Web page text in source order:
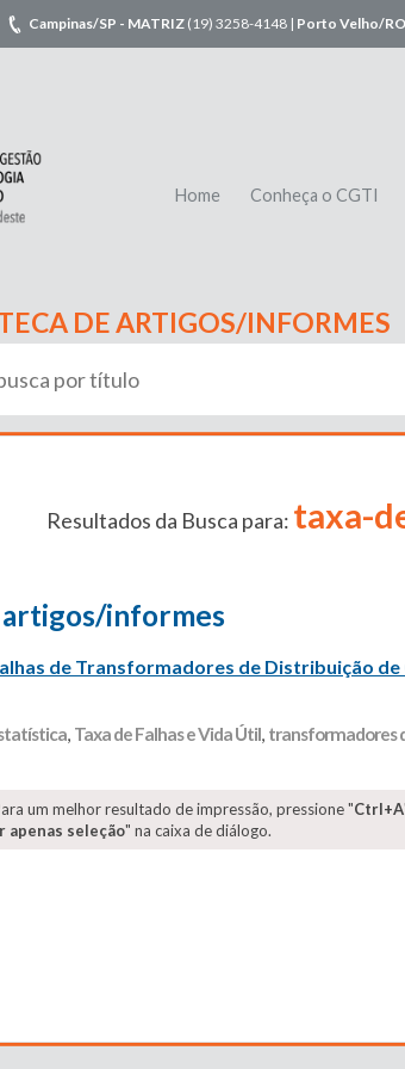
Campinas/SP - MATRIZ (19) 3258-4148 | Porto Velho/RO
Home Conheça o CGTI
DE ARTIGOS/INFORMES
Resultados da Busca para: taxa-
artigos/informes
de Transformadores de Distribuição de
, Taxa de Falhas e Vida Útil, transformadores
um melhor resultado de impressão, pressione "Ctrl+A
apenas seleção" na caixa de diálogo.